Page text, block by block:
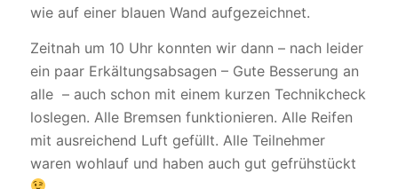
wie auf einer blauen Wand aufgezeichnet.
Zeitnah um 10 Uhr konnten wir dann – nach leider
ein paar Erkältungsabsagen – Gute Besserung an
alle – auch schon mit einem kurzen Technikcheck
loslegen. Alle Bremsen funktionieren. Alle Reifen
mit ausreichend Luft gefüllt. Alle Teilnehmer
waren wohlauf und haben auch gut gefrühstückt